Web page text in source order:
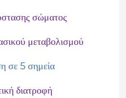
σώματος
μεταβολισμού
σε 5 σημεία
διατροφή